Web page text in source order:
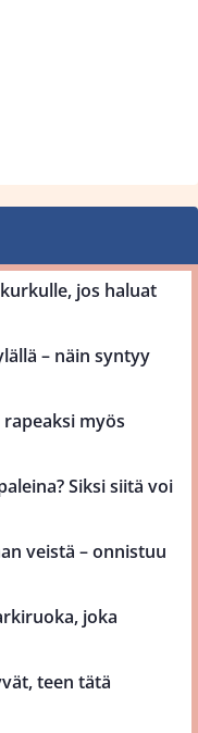
jos haluat
– näin syntyy
myös
Siksi siitä voi
veistä – onnistuu
joka
teen tätä